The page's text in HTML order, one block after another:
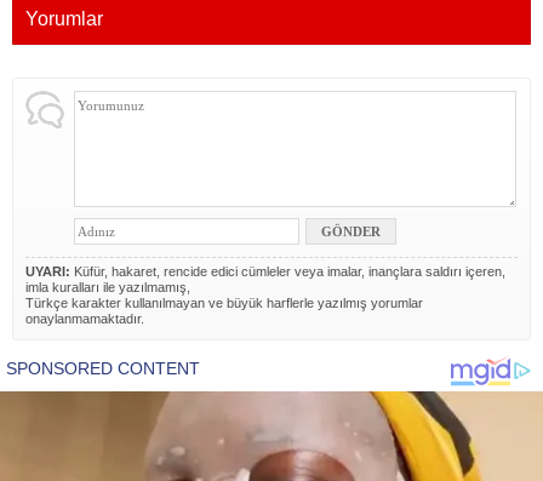
Yorumlar
UYARI: Küfür, hakaret, rencide edici cümleler veya imalar, inançlara saldırı içeren,
imla kuralları ile yazılmamış,
Türkçe karakter kullanılmayan ve büyük harflerle yazılmış yorumlar
onaylanmamaktadır.